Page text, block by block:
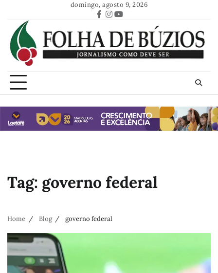
content
domingo, agosto 9, 2026
Facebook
Instagram
Youtube
Tag: governo federal
Home Blog governo federal